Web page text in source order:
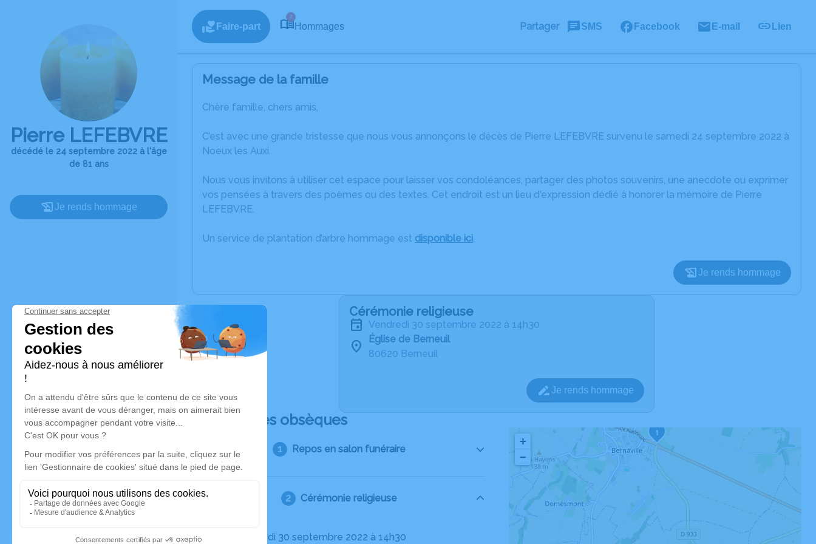
Pierre LEFEBVRE
décédé le 24 septembre 2022 à l'âge
de 81 ans
Je rends hommage
Faire-part
2
Hommages Partager SMS Facebook E-mail Lien
Message de la famille
Chère famille, chers amis,
C’est avec une grande tristesse que nous vous annonçons le décès de Pierre LEFEBVRE survenu le samedi 24 septembre 2022 à
Noeux les Auxi.
Nous vous invitons à utiliser cet espace pour laisser vos condoléances, partager des photos souvenirs, une anecdote ou exprimer
vos pensées à travers des poèmes ou des textes. Cet endroit est un lieu d'expression dédié à honorer la mémoire de Pierre
LEFEBVRE.
Un service de plantation d’arbre hommage est disponible ici.
Je rends hommage
Cérémonie religieuse
vendredi 30 septembre 2022 à 14h30
Église de Berneuil
80620 Berneuil
Je rends hommage
Déroulé des obsèques
Repos en salon funéraire
Cérémonie religieuse
Le vendredi 30 septembre 2022 à 14h30
1
+
−